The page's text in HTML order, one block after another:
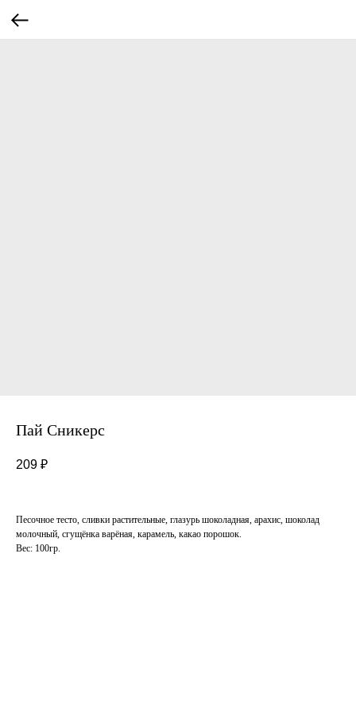
Пай Сникерс
209 ₽
Песочное тесто, сливки растительные, глазурь шоколадная, арахис, шоколад
молочный, сгущёнка варёная, карамель, какао порошок.
Вес: 100гр.